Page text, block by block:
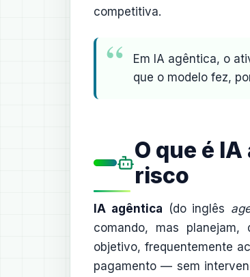
competitiva.
Em IA agêntica, o
que o modelo fez,
O que é
risco
IA agêntica (do inglês
comando, mas
objetivo, frequentemente
pagamento — sem